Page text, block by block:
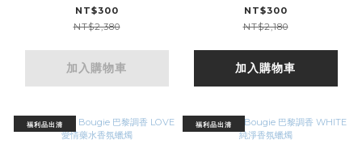
香
NT$300
NT$2,380
加入購物車
燭
NT$300
NT$2,180
加入購物車
福利品出清 福利品出清